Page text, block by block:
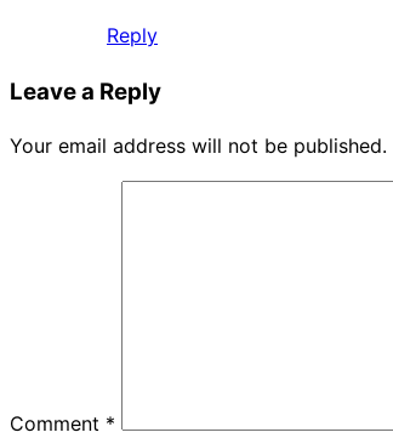
Reply
Leave a Reply
Your email address will not be published.
Comment *